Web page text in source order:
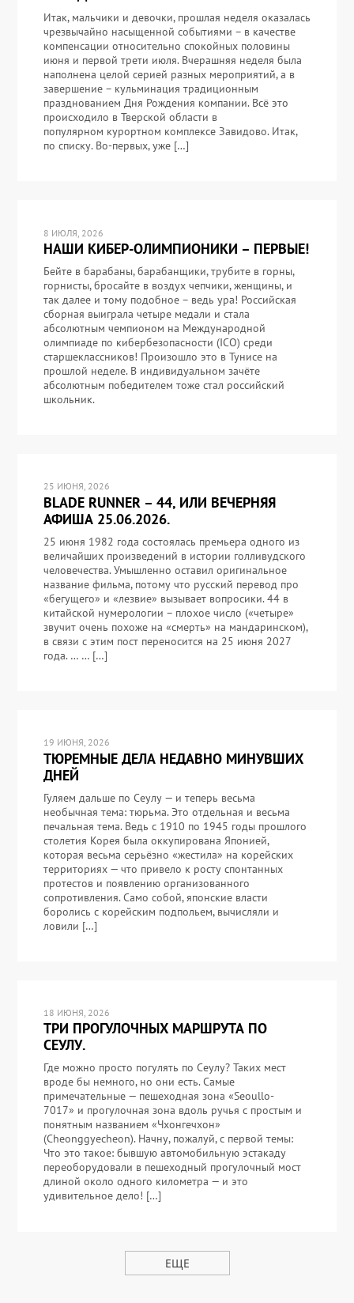
Итак, мальчики и девочки, прошлая неделя оказалась
чрезвычайно насыщенной событиями – в качестве
компенсации относительно спокойных половины
июня и первой трети июля. Вчерашняя неделя была
наполнена целой серией разных мероприятий, а в
завершение – кульминация традиционным
празднованием Дня Рождения компании. Всё это
происходило в Тверской области в
популярном курортном комплексе Завидово. Итак,
по списку. Во-первых, уже […]
8 ИЮЛЯ, 2026
НАШИ КИБЕР-ОЛИМПИОНИКИ – ПЕРВЫЕ!
Бейте в барабаны, барабанщики, трубите в горны,
горнисты, бросайте в воздух чепчики, женщины, и
так далее и тому подобное – ведь ура! Российская
сборная выиграла четыре медали и стала
абсолютным чемпионом на Международной
олимпиаде по кибербезопасности (ICO) среди
старшеклассников! Произошло это в Тунисе на
прошлой неделе. В индивидуальном зачёте
абсолютным победителем тоже стал российский
школьник.
25 ИЮНЯ, 2026
BLADE RUNNER – 44, ИЛИ ВЕЧЕРНЯЯ
АФИША 25.06.2026.
25 июня 1982 года состоялась премьера одного из
величайших произведений в истории голливудского
человечества. Умышленно оставил оригинальное
название фильма, потому что русский перевод про
«бегущего» и «лезвие» вызывает вопросики. 44 в
китайской нумерологии – плохое число («четыре»
звучит очень похоже на «смерть» на мандаринском),
в связи с этим пост переносится на 25 июня 2027
года. … … […]
19 ИЮНЯ, 2026
ТЮРЕМНЫЕ ДЕЛА НЕДАВНО МИНУВШИХ
ДНЕЙ
Гуляем дальше по Сеулу — и теперь весьма
необычная тема: тюрьма. Это отдельная и весьма
печальная тема. Ведь с 1910 по 1945 годы прошлого
столетия Корея была оккупирована Японией,
которая весьма серьёзно «жестила» на корейских
территориях — что привело к росту спонтанных
протестов и появлению организованного
сопротивления. Само собой, японские власти
боролись с корейским подпольем, вычисляли и
ловили […]
18 ИЮНЯ, 2026
ТРИ ПРОГУЛОЧНЫХ МАРШРУТА ПО
СЕУЛУ.
Где можно просто погулять по Сеулу? Таких мест
вроде бы немного, но они есть. Самые
примечательные — пешеходная зона «Seoullo-
7017» и прогулочная зона вдоль ручья с простым и
понятным названием «Чхонгечхон»
(Cheonggyecheon). Начну, пожалуй, с первой темы:
Что это такое: бывшую автомобильную эстакаду
переоборудовали в пешеходный прогулочный мост
длиной около одного километра — и это
удивительное дело! […]
ЕЩЕ